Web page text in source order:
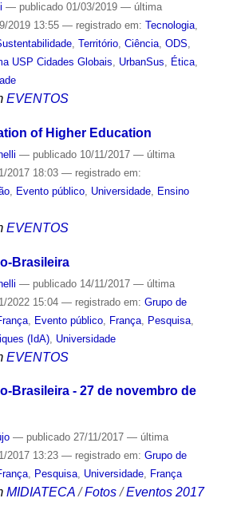
— publicado01/03/2019 — última
2019 13:55 — registrado em: Tecnologia,
, Território, Ciência, ODS,
USP Cidades Globais, UrbanSus, Ética,
EVENTOS
of Higher Education
— publicado10/11/2017 — última
2017 18:03 — registrado em:
, Evento público, Universidade, Ensino
EVENTOS
Brasileira
— publicado14/11/2017 — última
2022 15:04 — registrado em: Grupo de
, Evento público, França, Pesquisa,
(IdA), Universidade
EVENTOS
Brasileira - 27 de novembro de
— publicado27/11/2017 — última
2017 13:23 — registrado em: Grupo de
, Pesquisa, Universidade, França
MIDIATECA /Fotos /Eventos 2017